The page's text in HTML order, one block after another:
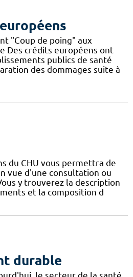
"Coup de poing" aux
Des crédits européens ont
publics de santé
des dommages suite à
du CHU vous permettra de
vue d'une consultation ou
y trouverez la description
et la composition d
durable